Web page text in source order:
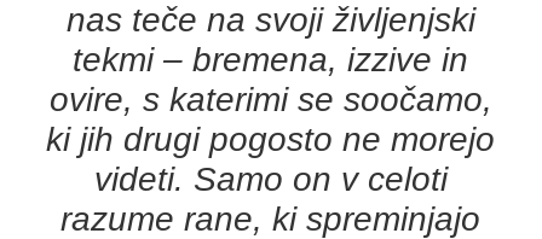
nas teče na svoji življenjski
tekmi – bremena, izzive in
ovire, s katerimi se soočamo,
ki jih drugi pogosto ne morejo
videti. Samo on v celoti
razume rane, ki spreminjajo